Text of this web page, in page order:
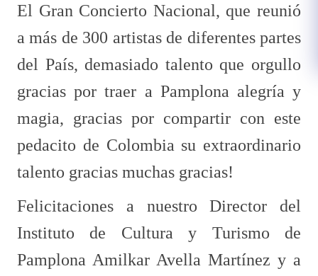
El Gran Concierto Nacional, que reunió
a más de 300 artistas de diferentes partes
del País, demasiado talento que orgullo
gracias por traer a Pamplona alegría y
magia, gracias por compartir con este
pedacito de Colombia su extraordinario
talento gracias muchas gracias!
Felicitaciones a nuestro Director del
Instituto de Cultura y Turismo de
Pamplona Amilkar Avella Martínez y a